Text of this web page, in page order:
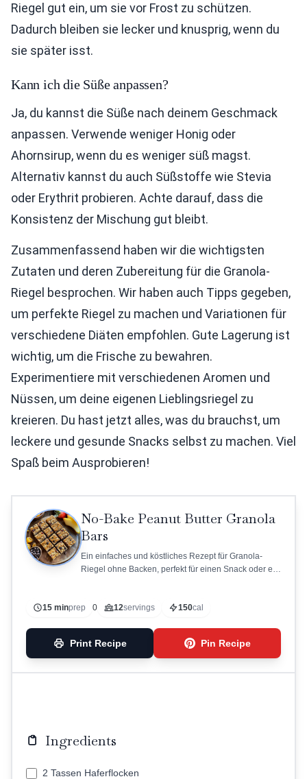
Riegel gut ein, um sie vor Frost zu schützen.
Dadurch bleiben sie lecker und knusprig, wenn du
sie später isst.
Kann ich die Süße anpassen?
Ja, du kannst die Süße nach deinem Geschmack
anpassen. Verwende weniger Honig oder
Ahornsirup, wenn du es weniger süß magst.
Alternativ kannst du auch Süßstoffe wie Stevia
oder Erythrit probieren. Achte darauf, dass die
Konsistenz der Mischung gut bleibt.
Zusammenfassend haben wir die wichtigsten
Zutaten und deren Zubereitung für die Granola-
Riegel besprochen. Wir haben auch Tipps gegeben,
um perfekte Riegel zu machen und Variationen für
verschiedene Diäten empfohlen. Gute Lagerung ist
wichtig, um die Frische zu bewahren.
Experimentiere mit verschiedenen Aromen und
Nüssen, um deine eigenen Lieblingsriegel zu
kreieren. Du hast jetzt alles, was du brauchst, um
leckere und gesunde Snacks selbst zu machen. Viel
Spaß beim Ausprobieren!
No-Bake Peanut Butter Granola
Bars
Ein einfaches und köstliches Rezept für Granola-
Riegel ohne Backen, perfekt für einen Snack oder ein
15 minprep 0 12servings 150cal
Print Recipe Pin Recipe
Ingredients
2 Tassen Haferflocken